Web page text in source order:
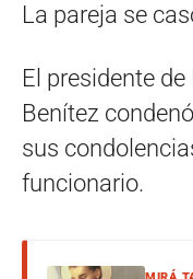
La pareja se
El presidente
Benítez
sus
funcionario.